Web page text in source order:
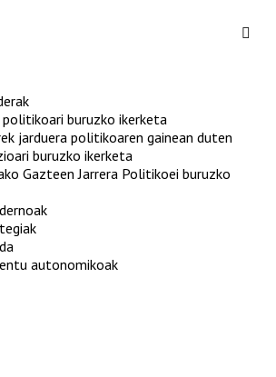
politikoari buruzko ikerketa
jarduera politikoaren gainean duten
buruzko ikerketa
Gazteen Jarrera Politikoei buruzko
autonomikoak